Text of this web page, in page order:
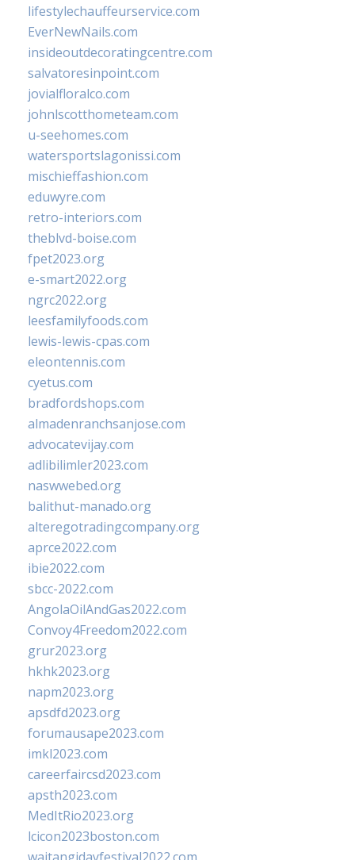
lifestylechauffeurservice.com
EverNewNails.com
insideoutdecoratingcentre.com
salvatoresinpoint.com
jovialfloralco.com
johnlscotthometeam.com
u-seehomes.com
watersportslagonissi.com
mischieffashion.com
eduwyre.com
retro-interiors.com
theblvd-boise.com
fpet2023.org
e-smart2022.org
ngrc2022.org
leesfamilyfoods.com
lewis-lewis-cpas.com
eleontennis.com
cyetus.com
bradfordshops.com
almadenranchsanjose.com
advocatevijay.com
adlibilimler2023.com
naswwebed.org
balithut-manado.org
alteregotradingcompany.org
aprce2022.com
ibie2022.com
sbcc-2022.com
AngolaOilAndGas2022.com
Convoy4Freedom2022.com
grur2023.org
hkhk2023.org
napm2023.org
apsdfd2023.org
forumausape2023.com
imkl2023.com
careerfaircsd2023.com
apsth2023.com
MedItRio2023.org
lcicon2023boston.com